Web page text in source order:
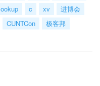
c xv
进博会
CUNTCon
极客邦